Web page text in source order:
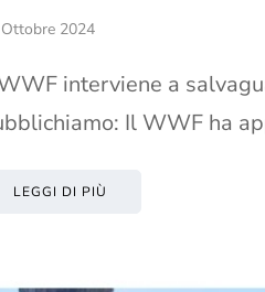
2024
interviene a
Il WWF ha
LEGGI DI PIÙ